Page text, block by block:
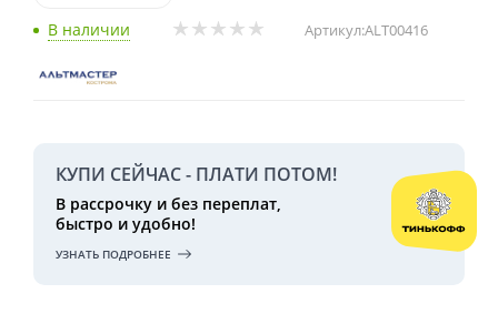
В наличии Артикул:ALT00416
КУПИ СЕЙЧАС - ПЛАТИ ПОТОМ!
В рассрочку и без переплат,
быстро и удобно!
УЗНАТЬ ПОДРОБНЕЕ